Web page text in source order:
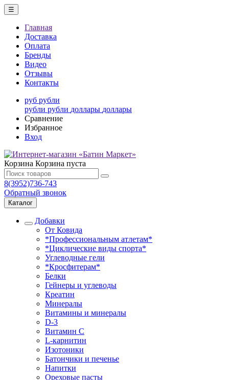
☰
Главная
Доставка
Оплата
Бренды
Видео
Отзывы
Контакты
руб рубли
рубли рубли доллары доллары
Сравнение
Избранное
Вход
Корзина Корзина пуста
8(3952)736-743
Обратный звонок
Каталог
Добавки
От Ковида
*Профессиональным атлетам*
*Циклические виды спорта*
Углеводные гели
*Кросфитерам*
Белки
Гейнеры и углеводы
Креатин
Минералы
Витамины и минералы
D-3
Витамин С
L-карнитин
Изотоники
Батончики и печенье
Напитки
Ореховые пасты